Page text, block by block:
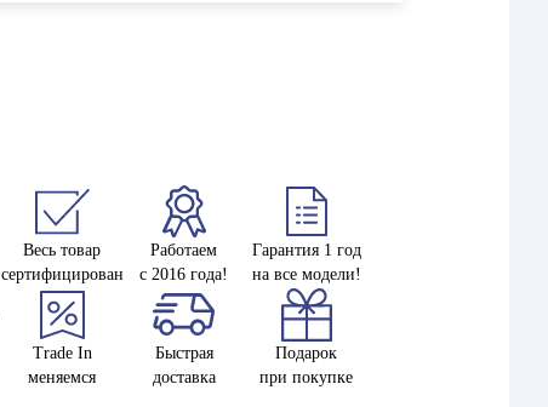
Весь товар
сертифицирован
Работаем
с 2016 года!
Гарантия 1 год
на все модели!
Trade In
меняемся
Быстрая
доставка
Подарок
при покупке